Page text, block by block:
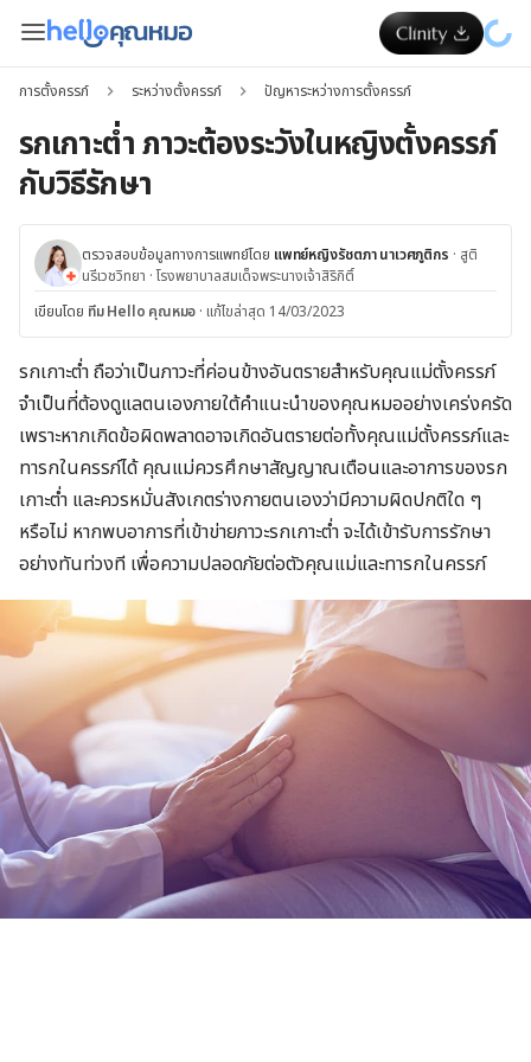
การตั้งครรภ์ ระหว่างตั้งครรภ์ ปัญหาระหว่างการตั้งครรภ์
รกเกาะต่ำ ภาวะต้องระวังในหญิงตั้งครรภ์
กับวิธีรักษา
ตรวจสอบข้อมูลทางการแพทย์โดย แพทย์หญิงรัชตภา นาเวศภูติกร · สูติ
นรีเวชวิทยา ·โรงพยาบาลสมเด็จพระนางเจ้าสิริกิติ์
เขียนโดย ทีม Hello คุณหมอ · แก้ไขล่าสุด 14/03/2023
รกเกาะต่ำ ถือว่าเป็นภาวะที่ค่อนข้างอันตรายสำหรับคุณแม่ตั้งครรภ์
จำเป็นที่ต้องดูแลตนเองภายใต้คำแนะนำของคุณหมออย่างเคร่งครัด
เพราะหากเกิดข้อผิดพลาดอาจเกิดอันตรายต่อทั้งคุณแม่ตั้งครรภ์และ
ทารกในครรภ์ได้คุณแม่ควรศึกษาสัญญาณเตือนและอาการของรก
เกาะต่ำ และควรหมั่นสังเกตร่างกายตนเองว่ามีความผิดปกติใด ๆ
หรือไม่ หากพบอาการที่เข้าข่ายภาวะรกเกาะต่ำ จะได้เข้ารับการรักษา
อย่างทันท่วงที เพื่อความปลอดภัยต่อตัวคุณแม่และทารกในครรภ์